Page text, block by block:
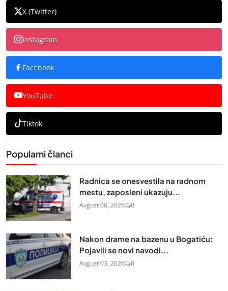
X (Twitter)
Instagram
Facebook
YouTube
Tiktok
Popularni članci
Radnica se onesvestila na radnom
mestu, zaposleni ukazuju...
Avgust 08, 2026 0
Nakon drame na bazenu u Bogatiću:
Pojavili se novi navodi...
Avgust 03, 2026 0